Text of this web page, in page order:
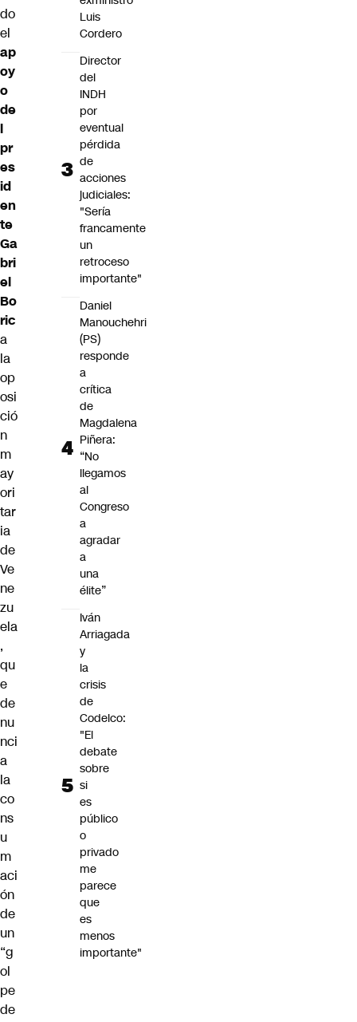
do
el
ap
oy
o
de
l
pr
es
id
en
te
Ga
bri
el
Bo
ric
a
la
op
osi
ció
n
m
ay
ori
tar
ia
de
Ve
ne
zu
ela
,
qu
e
de
nu
nci
a
la
co
ns
u
m
aci
ón
de
un
“g
ol
pe
de
Luis
Cordero
Director
del
INDH
por
eventual
pérdida
de
acciones
judiciales:
"Sería
francamente
un
retroceso
importante"
Daniel
Manouchehri
(PS)
responde
a
crítica
de
Magdalena
Piñera:
“No
llegamos
al
Congreso
a
agradar
a
una
élite”
Iván
Arriagada
y
la
crisis
de
Codelco:
"El
debate
sobre
si
es
público
o
privado
me
parece
que
es
menos
importante"